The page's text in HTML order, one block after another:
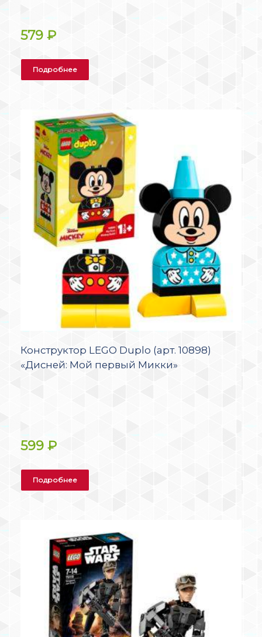
579 ₽
Подробнее
Конструктор LEGO Duplo (арт. 10898)
«Дисней: Мой первый Микки»
599 ₽
Подробнее